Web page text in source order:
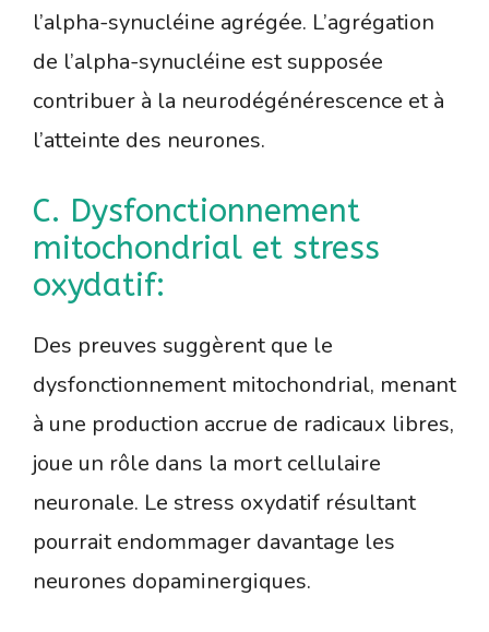
l’alpha-synucléine agrégée. L’agrégation
de l’alpha-synucléine est supposée
contribuer à la neurodégénérescence et à
l’atteinte des neurones.
C. Dysfonctionnement
mitochondrial et stress
oxydatif:
Des preuves suggèrent que le
dysfonctionnement mitochondrial, menant
à une production accrue de radicaux libres,
joue un rôle dans la mort cellulaire
neuronale. Le stress oxydatif résultant
pourrait endommager davantage les
neurones dopaminergiques.